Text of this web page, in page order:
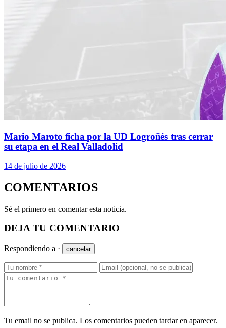
Mario Maroto ficha por la UD Logroñés tras cerrar
su etapa en el Real Valladolid
14 de julio de 2026
COMENTARIOS
Sé el primero en comentar esta noticia.
DEJA TU COMENTARIO
Respondiendo a · cancelar
Tu email no se publica. Los comentarios pueden tardar en aparecer.